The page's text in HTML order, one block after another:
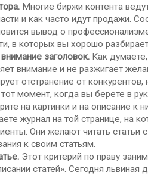
Многие биржи контента
и как часто идут продажи.
вывод о
в которых вы хорошо
заголовок. Как
внимание и не разжигает
отстранение от
момент, когда вы берете в
на картинки и на описание к
журнал на той странице, на
Они желают читать
к своим статьям.
Этот критерий по праву
статей». Сегодня